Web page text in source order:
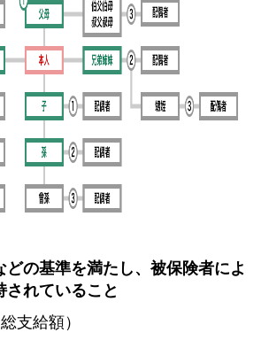
の基準を満たし、被保険者によ
されていること
支給額）